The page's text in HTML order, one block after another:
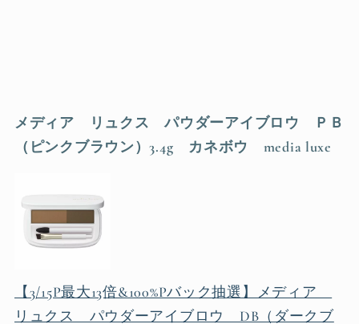
メディア リュクス パウダーアイブロウ ＰＢ
（ピンクブラウン）3.4g カネボウ media luxe
【3/15P最大13倍&100%Pバック抽選】メディア
リュクス パウダーアイブロウ DB（ダークブ